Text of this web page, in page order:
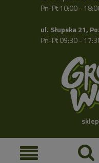
Pn-Pt 10:00 -
ul. Słupska 21,
Pn-Pt 09:30 -